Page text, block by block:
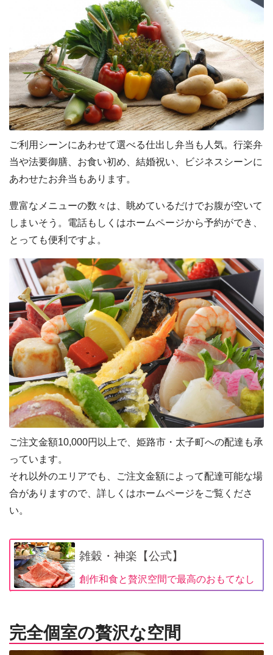
ご利用シーンにあわせて選べる仕出し弁当も人気。行楽弁
当や法要御膳、お食い初め、結婚祝い、ビジネスシーンに
あわせたお弁当もあります。
豊富なメニューの数々は、眺めているだけでお腹が空いて
しまいそう。電話もしくはホームページから予約ができ、
とっても便利ですよ。
ご注文金額10,000円以上で、姫路市・太子町への配達も承
っています。
それ以外のエリアでも、ご注文金額によって配達可能な場
合がありますので、詳しくはホームページをご覧くださ
い。
雑穀・神楽【公式】
創作和食と贅沢空間で最高のおもてなし
完全個室の贅沢な空間